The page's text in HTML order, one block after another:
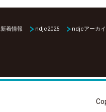
新着情報 ndjc2025 ndjcアーカ